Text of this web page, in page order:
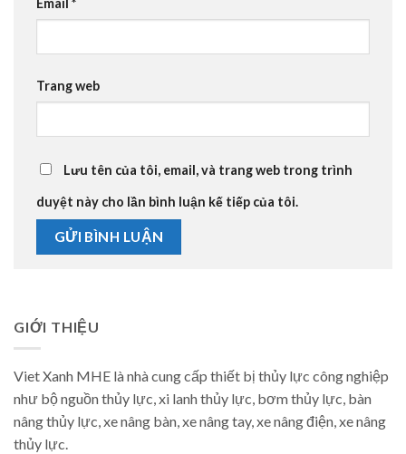
Trang web
Lưu tên của tôi, email, và trang web trong trình
duyệt này cho lần bình luận kế tiếp của tôi.
GIỚI THIỆU
Viet Xanh MHE là nhà cung cấp thiết bị thủy lực công nghiệp
như bộ nguồn thủy lực, xi lanh thủy lực, bơm thủy lực, bàn
nâng thủy lực, xe nâng bàn, xe nâng tay, xe nâng điện, xe nâng
thủy lực.